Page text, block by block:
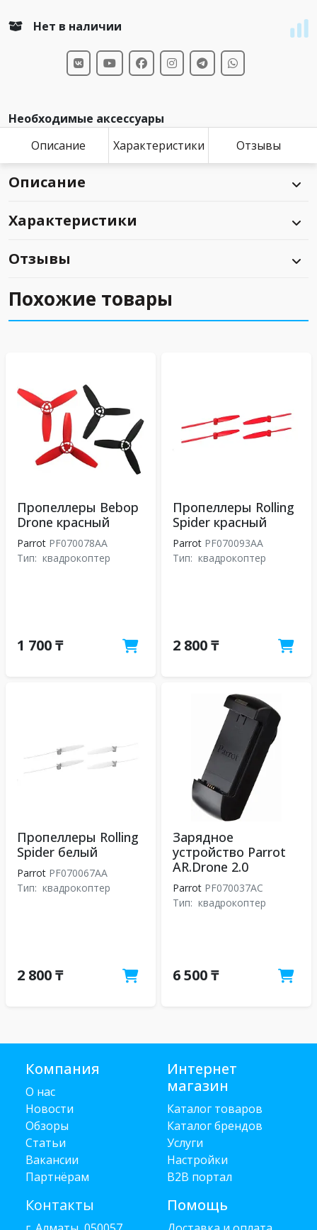
Нет в наличии
Необходимые аксессуары
Описание
Характеристики Отзывы
Описание
Характеристики
Отзывы
Похожие товары
Пропеллеры Bebop
Drone красный
Parrot PF070078AA
Тип: квадрокоптер
1 700 ₸
Пропеллеры Rolling
Spider красный
Parrot PF070093AA
Тип: квадрокоптер
2 800 ₸
Пропеллеры Rolling
Spider белый
Parrot PF070067AA
Тип: квадрокоптер
2 800 ₸
Зарядное
устройство Parrot
AR.Drone 2.0
Parrot PF070037AC
Тип: квадрокоптер
6 500 ₸
Компания
О нас
Новости
Обзоры
Статьи
Вакансии
Партнёрам
Контакты
Интернет
магазин
Каталог товаров
Каталог брендов
Услуги
Настройки
B2B портал
Помощь